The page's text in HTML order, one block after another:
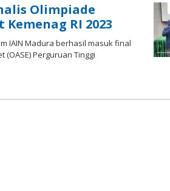
Olimpiade
RI 2023
IAIN Madura berhasil masuk final
(OASE) Perguruan Tinggi